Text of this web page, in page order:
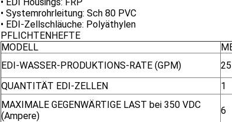
• Systemrohrleitung: Sch 80 PVC
• EDI-Zellschläuche: Polyäthylen
PFLICHTENHEFTE
MODELL
EDI-WASSER-PRODUKTIONS-RATE (GPM)
25
QUANTITÄT EDI-ZELLEN
1
MAXIMALE GEGENWÄRTIGE LAST bei 350 VDC
(Ampere)
6